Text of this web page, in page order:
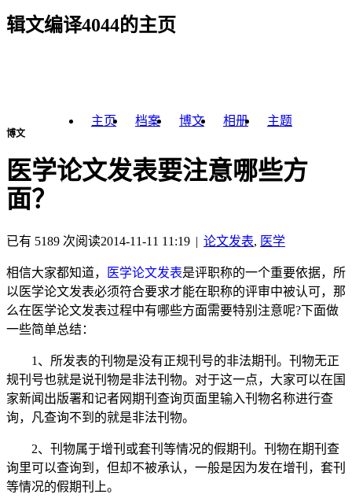
辑文编译4044的主页
主页 档案 博文 相册 主题
博文
医学论文发表要注意哪些方
面？
已有 5189 次阅读2014-11-11 11:19 | 论文发表, 医学
相信大家都知道， 医学论文发表是评职称的一个重要依据，所
以医学论文发表必须符合要求才能在职称的评审中被认可，那
么在医学论文发表过程中有哪些方面需要特别注意呢?下面做
一些简单总结：
1 、 所发表的刊物是没有正规刊号的非法期刊。刊物无正
规刊号也就是说刊物是非法刊物。对于这一点，大家可以在国
家新闻出版署和记者网期刊查询页面里输入刊物名称进行查
询，凡查询不到的就是非法刊物。
2、 刊物属于增刊或套刊等情况的假期刊。刊物在期刊查
询里可以查询到，但却不被承认，一般是因为发在增刊，套刊
等情况的假期刊上。